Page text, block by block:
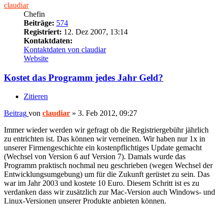
claudiar
Chefin
Beiträge: 574
Registriert: 12. Dez 2007, 13:14
Kontaktdaten:
Kontaktdaten von claudiar
Website
Kostet das Programm jedes Jahr Geld?
Zitieren
Beitrag von claudiar » 3. Feb 2012, 09:27
Immer wieder werden wir gefragt ob die Registriergebühr jährlich
zu entrichten ist. Das können wir verneinen. Wir haben nur 1x in
unserer Firmengeschichte ein kostenpflichtiges Update gemacht
(Wechsel von Version 6 auf Version 7). Damals wurde das
Programm praktisch nochmal neu geschrieben (wegen Wechsel der
Entwicklungsumgebung) um für die Zukunft gerüstet zu sein. Das
war im Jahr 2003 und kostete 10 Euro. Diesem Schritt ist es zu
verdanken dass wir zusätzlich zur Mac-Version auch Windows- und
Linux-Versionen unserer Produkte anbieten können.